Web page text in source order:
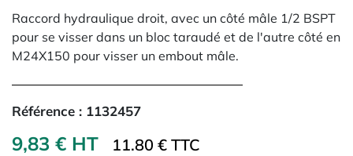
Raccord hydraulique droit, avec un côté mâle 1/2 BSPT
pour se visser dans un bloc taraudé et de l'autre côté en
M24X150 pour visser un embout mâle.
Référence : 1132457
9,83 € HT 11.80 € TTC